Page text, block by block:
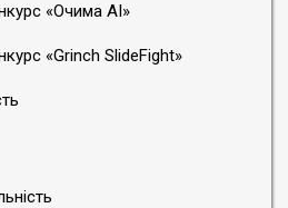
«Очима АІ»
«Grinch SlideFight»